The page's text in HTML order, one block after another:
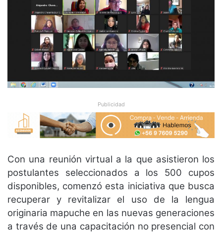
Publicidad
Con una reunión virtual a la que asistieron los
postulantes seleccionados a los 500 cupos
disponibles, comenzó esta iniciativa que busca
recuperar y revitalizar el uso de la lengua
originaria mapuche en las nuevas generaciones
a través de una capacitación no presencial con